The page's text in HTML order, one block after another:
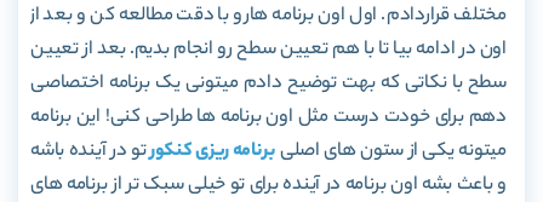
مختلف قراردادم. اول اون برنامه هارو با دقت مطالعه کن و بعد از
اون در ادامه بیا تا با هم تعیین سطح رو انجام بدیم. بعد از تعیین
سطح با نکاتی که بهت توضیح دادم میتونی یک برنامه اختصاصی
دهم برای خودت درست مثل اون برنامه ها طراحی کنی! این برنامه
میتونه یکی از ستون های اصلیبرنامه ریزی کنکورتو در آینده باشه
و باعث بشه اون برنامه در آینده برای تو خیلی سبک تر از برنامه های